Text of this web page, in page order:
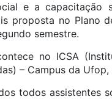
e a capacitação
proposta no Plano
semestre.
no ICSA
– Campus da Ufop,
todos assistentes